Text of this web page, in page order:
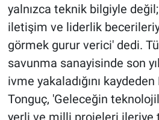
yalnızca teknik bilgiyle
iletişim ve liderlik
görmek gurur verici' dedi.
savunma sanayisinde son
ivme yakaladığını kaydeden
Tonguç, 'Geleceğin
yerli ve milli projeleri ileriye